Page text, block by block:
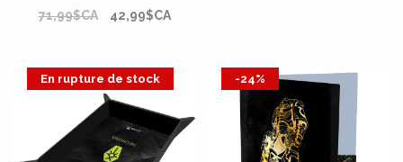
outils et même un plateau
71,99$CA 42,99$CA
En rupture de stock -24%